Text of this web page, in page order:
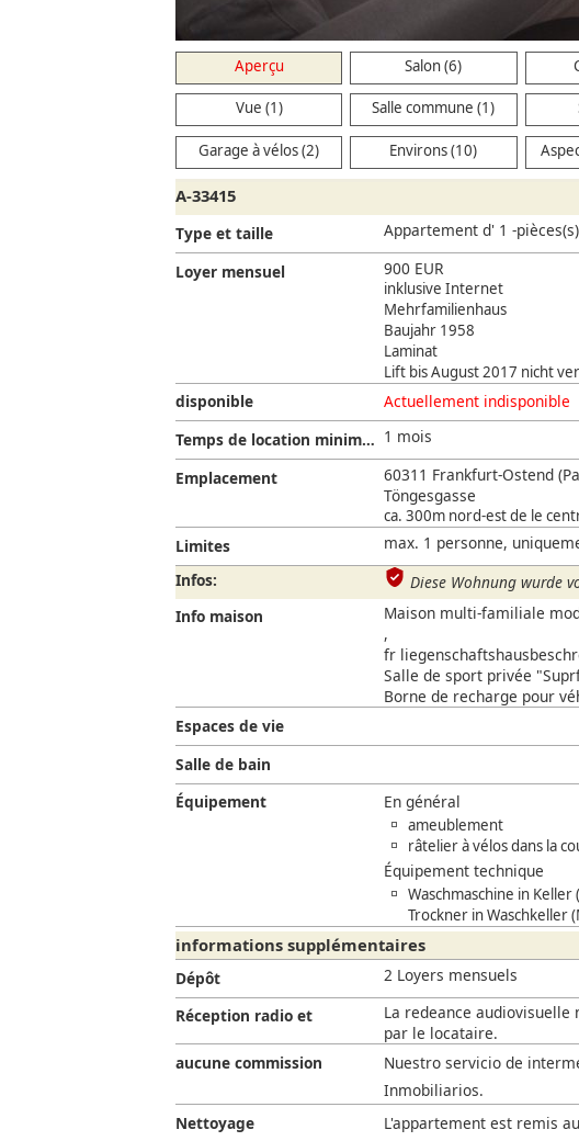
Aperçu Salon (6)
Vue (1) Salle commune (1)
Garage à vélos (2) Environs (10)
A-33415
Type et taille
Appartement d' 1 -
Loyer mensuel
900 EUR
inklusive Internet
Mehrfamilienhaus
Baujahr 1958
Laminat
Lift bis August 2017 nicht
disponible
Actuellement indisponible
Temps de location minimum 1 mois
Emplacement
60311 Frankfurt-Ostend
Töngesgasse
ca. 300m nord-est de le
Limites
max. 1 personne,
Infos:
Diese Wohnung wurde
Info maison
Maison multi-familiale
,
fr
Salle de sport privée
Borne de recharge pour
Espaces de vie
Salle de bain
Équipement
En général
ameublement
râtelier à vélos dans la
Équipement technique
Waschmaschine in
Trockner in
informations supplémentaires
Dépôt
2 Loyers mensuels
Réception radio et
télévision
La redeance audiovisuelle
par le locataire.
aucune commission
Nuestro servicio de
Inmobiliarios.
Nettoyage
L'appartement est remis